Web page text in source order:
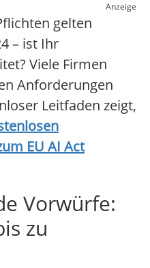
Anzeige
gelten
– ist Ihr
Viele Firmen
Anforderungen
Leitfaden zeigt,
EU AI Act
Vorwürfe:
zu